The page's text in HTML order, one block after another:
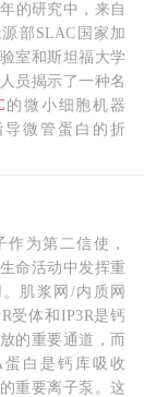
的研究中，来自
部SLAC国家加
室和斯坦福大学
员揭示了一种名
的微小细胞机器
导微管蛋白的折
子通道TRiC研究取
作为第二信使，
命活动中发挥重
肌浆网/内质网
受体和IP3R是钙
的重要通道，而
蛋白是钙库吸收
重要离子泵。这